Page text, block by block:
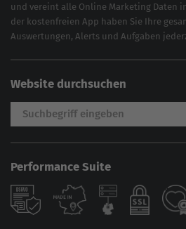
und vereint alle Online Marketing Daten
der kostenfreien App haben Sie Ihre
Auswertungen, Alerts und Aufgaben
Website durchsuchen
Performance Suite